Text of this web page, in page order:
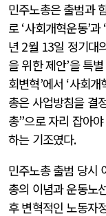
민주노총은 출범과
로‘사회개혁운동’과‘
년 2월 13일 정기대
을 위한 제안’을 특
회변혁’에서 ‘사회개
총은 사업방침을 결
총”으로 자리 잡아
하는 기조였다.
민주노총 출범 당시
총의 이념과 운동노
후 변혁적인 노동자